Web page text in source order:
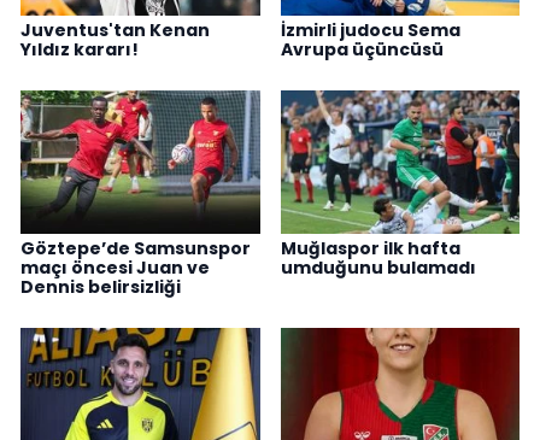
Juventus'tan Kenan
Yıldız kararı!
İzmirli judocu Sema
Avrupa üçüncüsü
Göztepe’de Samsunspor
maçı öncesi Juan ve
Dennis belirsizliği
Muğlaspor ilk hafta
umduğunu bulamadı